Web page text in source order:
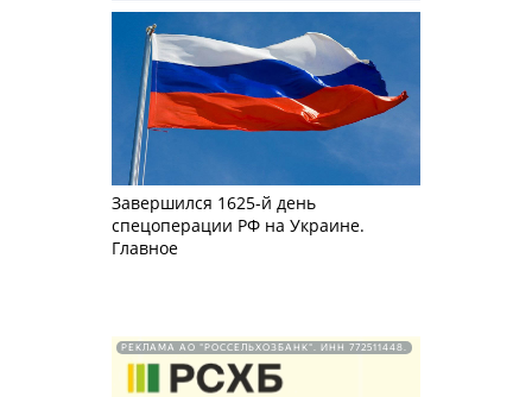
Завершился 1625-й день
спецоперации РФ на Украине.
Главное
РЕКЛАМА АО "РОССЕЛЬХОЗБАНК". ИНН 772511448.